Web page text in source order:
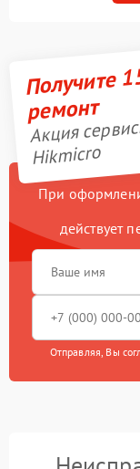
Получите
ремонт
Акция
Hikmicro
При
действует
Отправляя, Вы